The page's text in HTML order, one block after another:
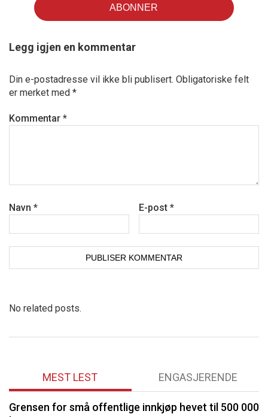
Legg igjen en kommentar
Din e-postadresse vil ikke bli publisert. Obligatoriske felt
er merket med *
Kommentar *
Navn * E-post*
No related posts.
MEST LEST ENGASJERENDE
Grensen for små offentlige innkjøp hevet til 500 000